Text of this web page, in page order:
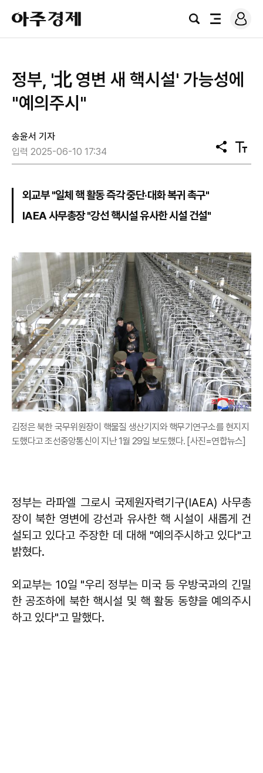
아
주
경
검
전
로
그
정부, '北 영변 새 핵시설' 가능성에
"예의주시"
송윤서 기자
입력 2025-06-10 17:34
공
유
텍
스
외교부 "일체 핵 활동 즉각 중단·대화 복귀 촉구"
IAEA 사무총장 "강선 핵시설 유사한 시설 건설"
김정은 북한 국무위원장이 핵물질 생산기지와 핵무기연구소를 현지지
도했다고 조선중앙통신이 지난 1월 29일 보도했다. [사진=연합뉴스]
정부는 라파엘 그로시 국제원자력기구(IAEA) 사무총
장이 북한 영변에 강선과 유사한 핵 시설이 새롭게 건
설되고 있다고 주장한 데 대해 "예의주시하고 있다"고
밝혔다.
외교부는 10일 "우리 정부는 미국 등 우방국과의 긴밀
한 공조하에 북한 핵시설 및 핵 활동 동향을 예의주시
하고 있다"고 말했다.